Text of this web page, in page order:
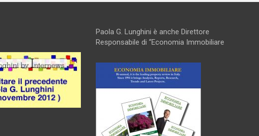
Paola G. Lunghini è anche Direttore
Responsabile di “Economia Immobiliare